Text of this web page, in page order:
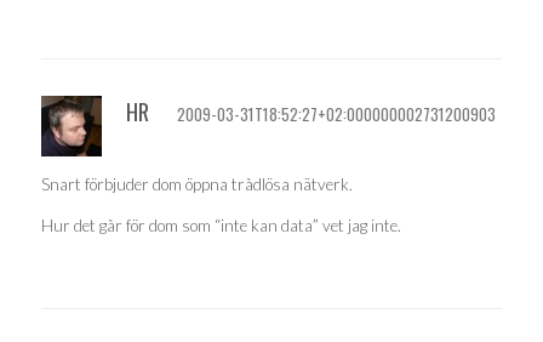
HR 2009-03-31T18:52:27+02:000000002731200903
Snart förbjuder dom öppna trådlösa nätverk.
Hur det går för dom som “inte kan data” vet jag inte.